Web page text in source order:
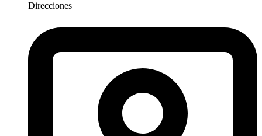
Direcciones